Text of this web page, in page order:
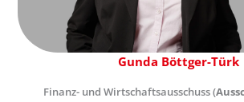
Gunda Böttger-Türk
Finanz- und Wirtschaftsausschuss (